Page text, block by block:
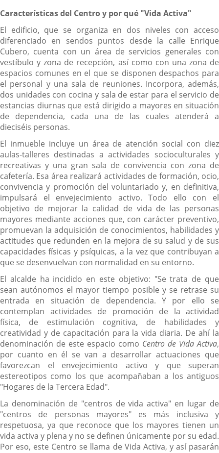
Características del Centro y por qué "Vida Activa"
El edificio, que se organiza en dos niveles con acceso
diferenciado en sendos puntos desde la calle Enrique
Cubero, cuenta con un área de servicios generales con
vestíbulo y zona de recepción, así como con una zona de
espacios comunes en el que se disponen despachos para
el personal y una sala de reuniones. Incorpora, además,
dos unidades con cocina y sala de estar para el servicio de
estancias diurnas que está dirigido a mayores en situación
de dependencia, cada una de las cuales atenderá a
dieciséis personas.
El inmueble incluye un área de atención social con diez
aulas-talleres destinadas a actividades socioculturales y
recreativas y una gran sala de convivencia con zona de
cafetería. Esa área realizará actividades de formación, ocio,
convivencia y promoción del voluntariado y, en definitiva,
impulsará el envejecimiento activo. Todo ello con el
objetivo de mejorar la calidad de vida de las personas
mayores mediante acciones que, con carácter preventivo,
promuevan la adquisición de conocimientos, habilidades y
actitudes que redunden en la mejora de su salud y de sus
capacidades físicas y psíquicas, a la vez que contribuyan a
que se desenvuelvan con normalidad en su entorno.
El alcalde ha incidido en este objetivo: "Se trata de que
sean autónomos el mayor tiempo posible y se retrase su
entrada en situación de dependencia. Y por ello se
contemplan actividades de promoción de la actividad
física, de estimulación cognitiva, de habilidades y
creatividad y de capacitación para la vida diaria. De ahí la
denominación de este espacio como Centro de Vida Activa,
por cuanto en él se van a desarrollar actuaciones que
favorezcan el envejecimiento activo y que superan
estereotipos como los que acompañaban a los antiguos
"Hogares de la Tercera Edad".
La denominación de "centros de vida activa" en lugar de
"centros de personas mayores" es más inclusiva y
respetuosa, ya que reconoce que los mayores tienen un
vida activa y plena y no se definen únicamente por su edad.
Por eso, este Centro se llama de Vida Activa, y así pasarán